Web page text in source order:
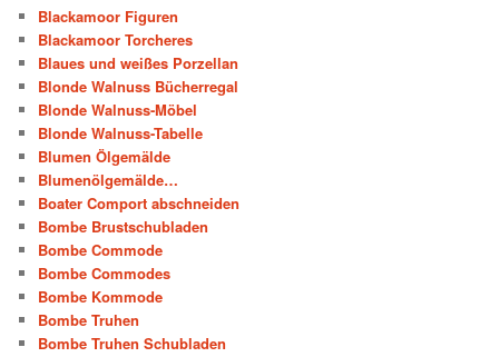
Blackamoor Figuren
Blackamoor Torcheres
Blaues und weißes Porzellan
Blonde Walnuss Bücherregal
Blonde Walnuss-Möbel
Blonde Walnuss-Tabelle
Blumen Ölgemälde
Blumenölgemälde…
Boater Comport abschneiden
Bombe Brustschubladen
Bombe Commode
Bombe Commodes
Bombe Kommode
Bombe Truhen
Bombe Truhen Schubladen